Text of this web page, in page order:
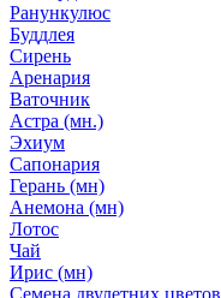
Ранункулюс
Буддлея
Сирень
Аренария
Ваточник
Астра (мн.)
Эхиум
Сапонария
Герань (мн)
Анемона (мн)
Лотос
Чай
Ирис (мн)
Семена двулетних цветов